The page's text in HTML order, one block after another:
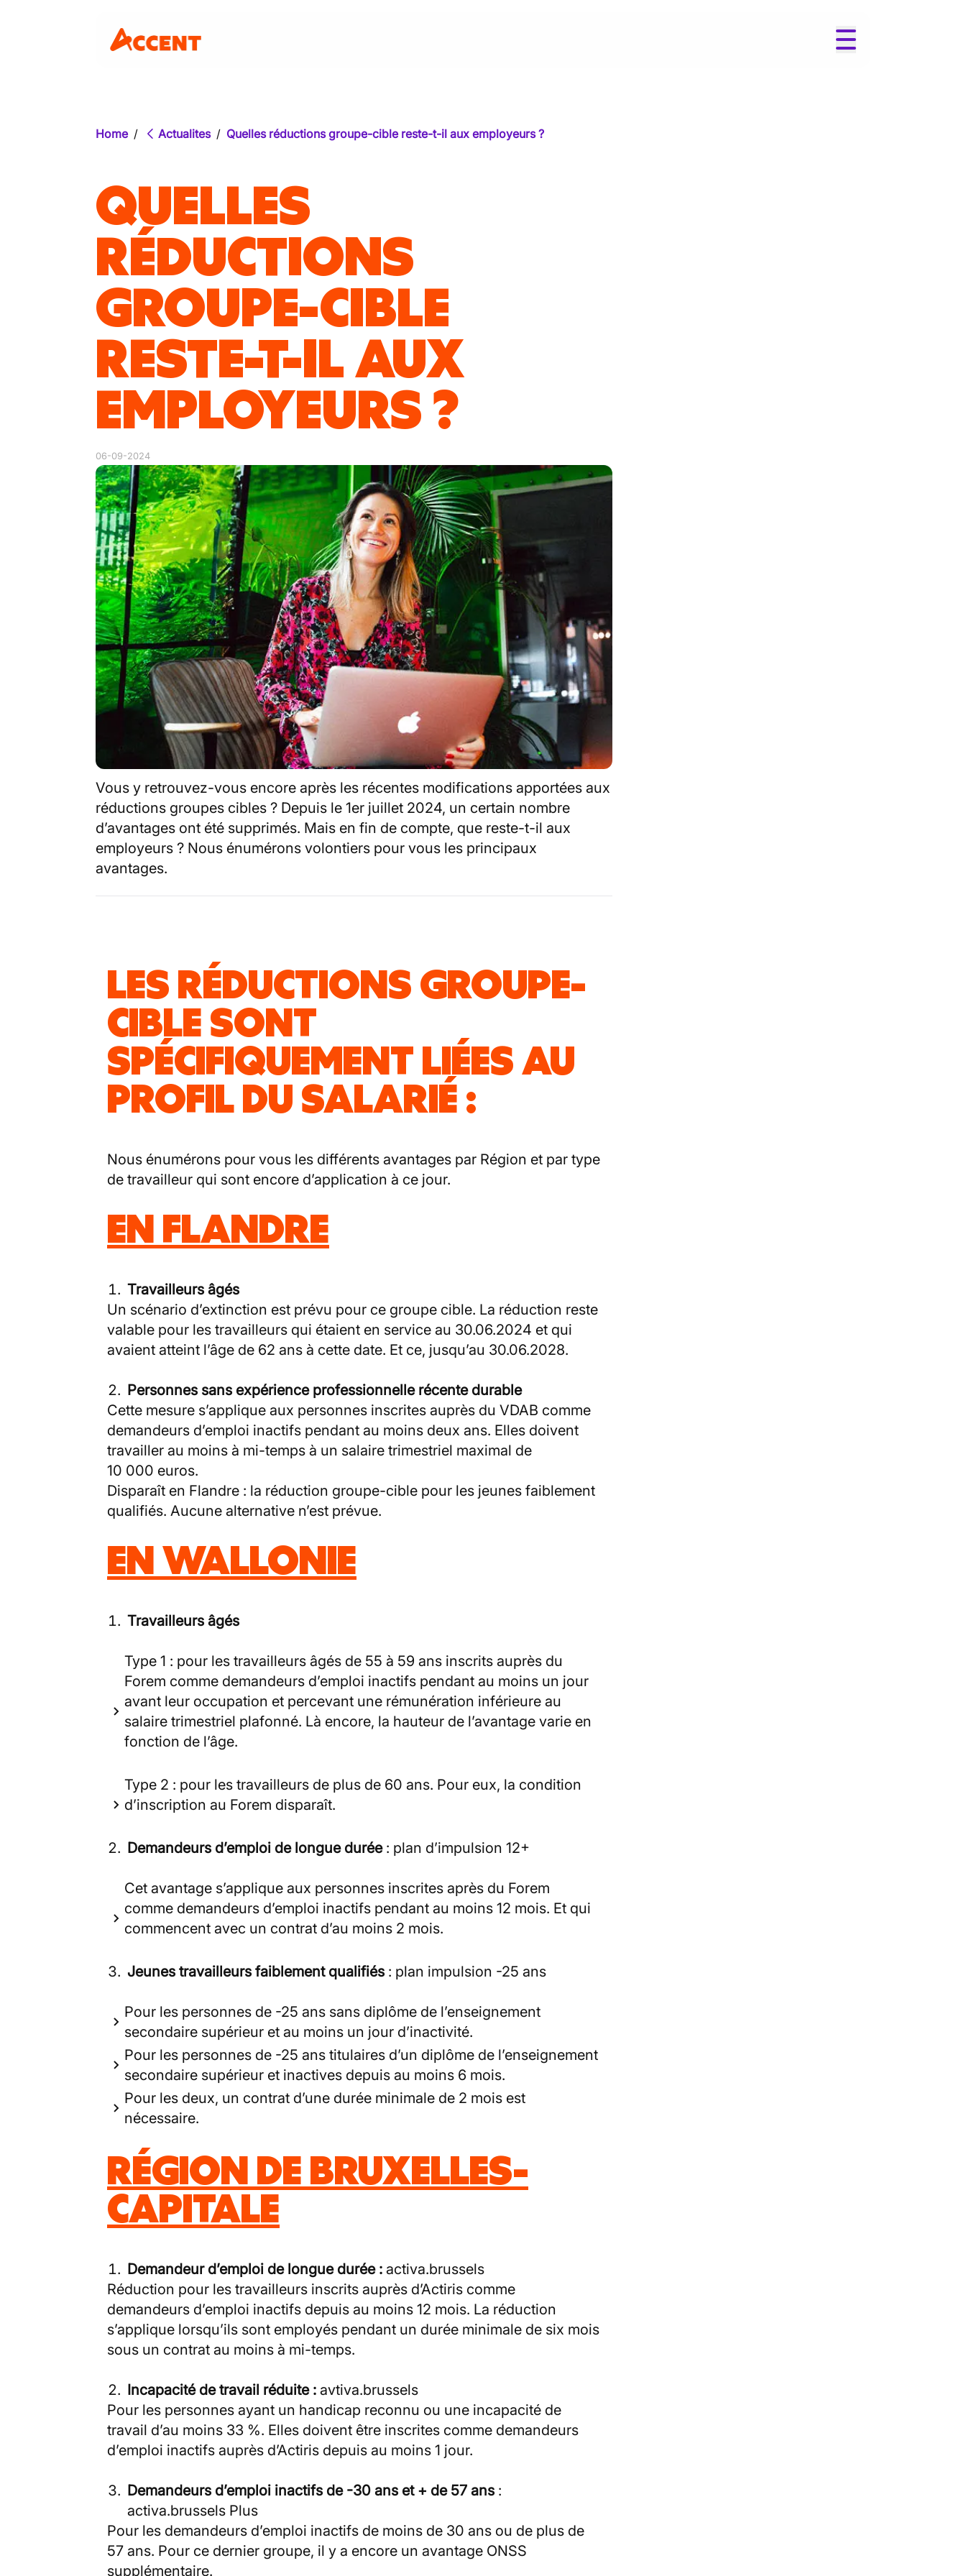
Home / Actualites / Quelles réductions groupe-cible reste-t-il aux employeurs ?
QUELLES
RÉDUCTIONS
GROUPE-CIBLE
RESTE-T-IL AUX
EMPLOYEURS ?
06-09-2024
Vous y retrouvez-vous encore après les récentes modifications apportées aux
réductions groupes cibles ? Depuis le 1er juillet 2024, un certain nombre
d’avantages ont été supprimés. Mais en fin de compte, que reste-t-il aux
employeurs ? Nous énumérons volontiers pour vous les principaux
avantages.
LES RÉDUCTIONS GROUPE-
CIBLE SONT
SPÉCIFIQUEMENT LIÉES AU
PROFIL DU SALARIÉ :
Nous énumérons pour vous les différents avantages par Région et par type
de travailleur qui sont encore d’application à ce jour.
EN FLANDRE
Travailleurs âgés
Un scénario d’extinction est prévu pour ce groupe cible. La réduction reste
valable pour les travailleurs qui étaient en service au 30.06.2024 et qui
avaient atteint l’âge de 62 ans à cette date. Et ce, jusqu’au 30.06.2028.
Personnes sans expérience professionnelle récente durable
Cette mesure s’applique aux personnes inscrites auprès du VDAB comme
demandeurs d’emploi inactifs pendant au moins deux ans. Elles doivent
travailler au moins à mi-temps à un salaire trimestriel maximal de
10 000 euros.
Disparaît en Flandre : la réduction groupe-cible pour les jeunes faiblement
qualifiés. Aucune alternative n’est prévue.
EN WALLONIE
Travailleurs âgés
Type 1 : pour les travailleurs âgés de 55 à 59 ans inscrits auprès du
Forem comme demandeurs d’emploi inactifs pendant au moins un jour
avant leur occupation et percevant une rémunération inférieure au
salaire trimestriel plafonné. Là encore, la hauteur de l’avantage varie en
fonction de l’âge.
Type 2 : pour les travailleurs de plus de 60 ans. Pour eux, la condition
d’inscription au Forem disparaît.
Demandeurs d’emploi de longue durée : plan d’impulsion 12+
Cet avantage s’applique aux personnes inscrites après du Forem
comme demandeurs d’emploi inactifs pendant au moins 12 mois. Et qui
commencent avec un contrat d’au moins 2 mois.
Jeunes travailleurs faiblement qualifiés : plan impulsion -25 ans
Pour les personnes de -25 ans sans diplôme de l’enseignement
secondaire supérieur et au moins un jour d’inactivité.
Pour les personnes de -25 ans titulaires d’un diplôme de l’enseignement
secondaire supérieur et inactives depuis au moins 6 mois.
Pour les deux, un contrat d’une durée minimale de 2 mois est
nécessaire.
RÉGION DE BRUXELLES-
CAPITALE
Demandeur d’emploi de longue durée : activa.brussels
Réduction pour les travailleurs inscrits auprès d’Actiris comme
demandeurs d’emploi inactifs depuis au moins 12 mois. La réduction
s’applique lorsqu’ils sont employés pendant un durée minimale de six mois
sous un contrat au moins à mi-temps.
Incapacité de travail réduite : avtiva.brussels
Pour les personnes ayant un handicap reconnu ou une incapacité de
travail d’au moins 33 %. Elles doivent être inscrites comme demandeurs
d’emploi inactifs auprès d’Actiris depuis au moins 1 jour.
Demandeurs d’emploi inactifs de -30 ans et + de 57 ans :
activa.brussels Plus
Pour les demandeurs d’emploi inactifs de moins de 30 ans ou de plus de
57 ans. Pour ce dernier groupe, il y a encore un avantage ONSS
supplémentaire.